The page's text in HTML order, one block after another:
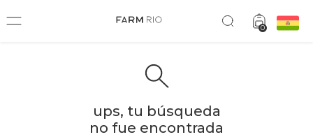
0
ups, tu búsqueda
no fue encontrada